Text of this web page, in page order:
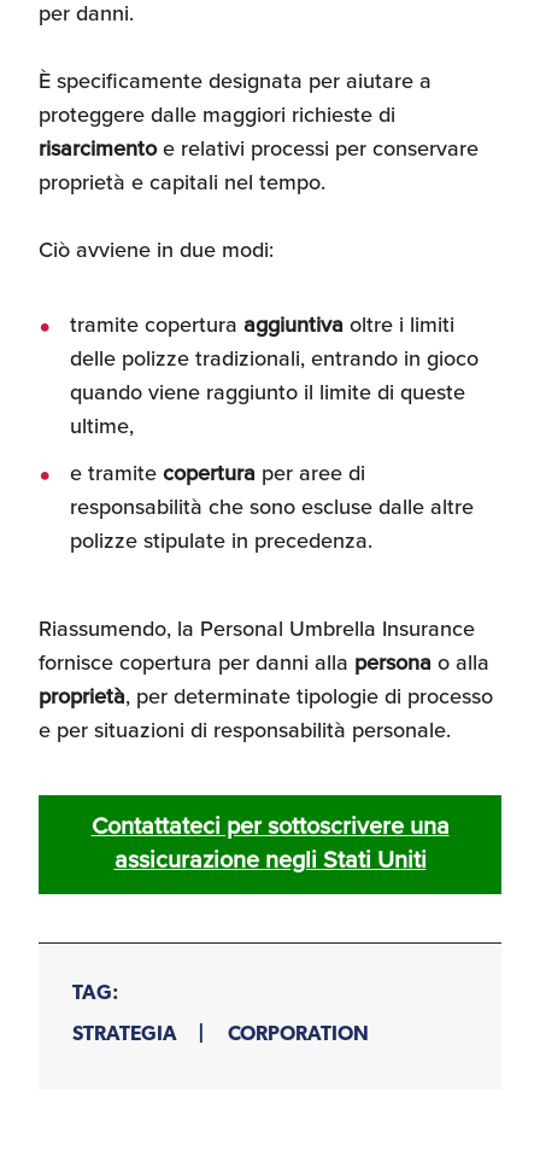
per danni.
È specificamente designata per aiutare a
proteggere dalle maggiori richieste di
risarcimentoe relativi processi per conservare
proprietà e capitali nel tempo.
Ciò avviene in due modi:
tramite copertura aggiuntiva oltre i limiti
delle polizze tradizionali, entrando in gioco
quando viene raggiunto il limite di queste
ultime,
e tramitecopertura per aree di
responsabilità che sono escluse dalle altre
polizze stipulate in precedenza.
Riassumendo, la Personal Umbrella Insurance
fornisce copertura per danni alla persona o alla
proprietà, per determinate tipologie di processo
e per situazioni di responsabilità personale.
Contattateci per sottoscrivere una
assicurazione negli Stati Uniti
TAG:
STRATEGIA
CORPORATION